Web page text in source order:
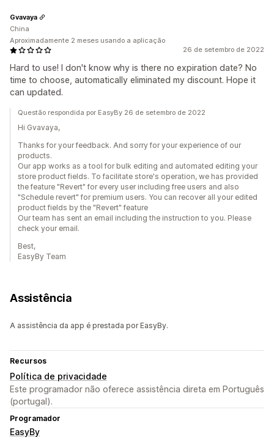
26 de setembro de 2022
Hard to use! I don't know why is there no expiration date? No
time to choose, automatically eliminated my discount. Hope it
can updated.
Gvavaya
China
Aproximadamente 2 meses usando a aplicação
Questão respondida por EasyBy 26 de setembro de 2022
Hi Gvavaya,
Thanks for your feedback. And sorry for your experience of our
products.
Our app works as a tool for bulk editing and automated editing your
store product fields. To facilitate store's operation, we has provided
the feature "Revert" for every user including free users and also
"Schedule revert" for premium users. You can recover all your edited
product fields by the "Revert" feature
Our team has sent an email including the instruction to you. Please
check your email.
Best,
EasyBy Team
Assistência
A assistência da app é prestada por EasyBy.
Recursos
Política de privacidade
Este programador não oferece assistência direta em Português
(portugal).
Programador
EasyBy